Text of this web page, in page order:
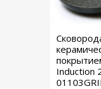
Induction